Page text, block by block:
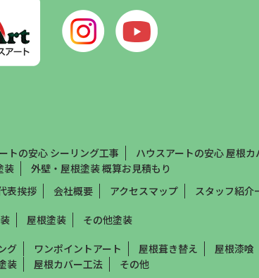
トの安心 シーリング工事
ハウスアートの安心 屋根
装
外壁・屋根塗装 概算お見積もり
表挨拶 会社概要 アクセスマップ スタッフ紹介
屋根塗装 その他塗装
グ ワンポイントアート 屋根葺き替え 屋根漆喰
装 屋根カバー工法 その他